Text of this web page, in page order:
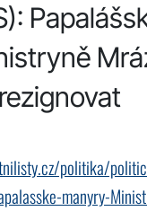
politika/
manyry-